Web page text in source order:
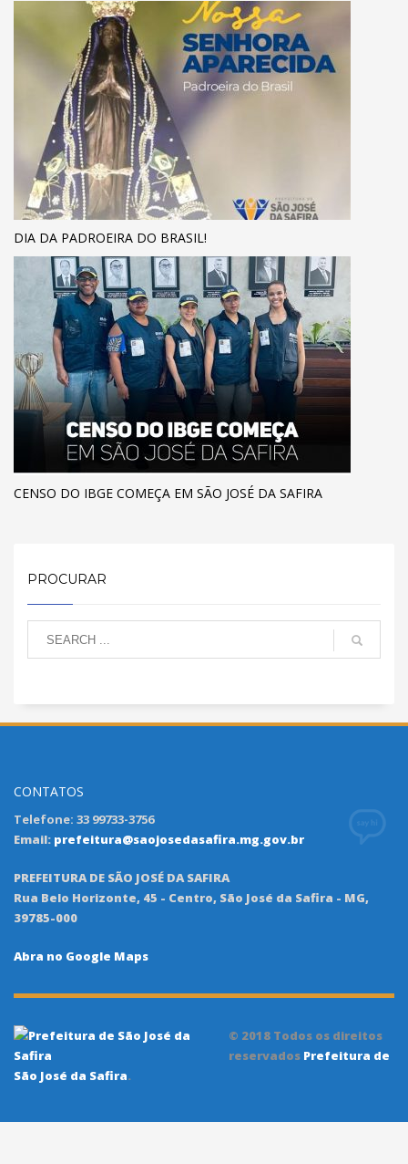
DIA DA PADROEIRA DO BRASIL!
CENSO DO IBGE COMEÇA EM SÃO JOSÉ DA SAFIRA
PROCURAR
CONTATOS
Telefone: 33 99733-3756
Email: prefeitura@saojosedasafira.mg.gov.br
PREFEITURA DE SÃO JOSÉ DA SAFIRA
Rua Belo Horizonte, 45 - Centro, São José da Safira - MG,
39785-000
Abra no Google Maps
© 2018 Todos os direitos
reservados Prefeitura de
São José da Safira.